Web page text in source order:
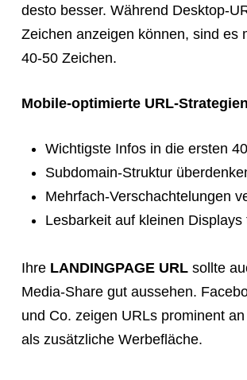
desto besser. Während Desktop-
Zeichen anzeigen können, sind es
40-50 Zeichen.
Mobile-optimierte URL-
Wichtigste Infos in die ersten
Subdomain-Struktur
Mehrfach-Verschachtelungen
Lesbarkeit auf kleinen Displays
Ihre LANDINGPAGE URLsollte
Media-Share gut aussehen.
und Co. zeigen URLs prominent
als zusätzliche Werbefläche.